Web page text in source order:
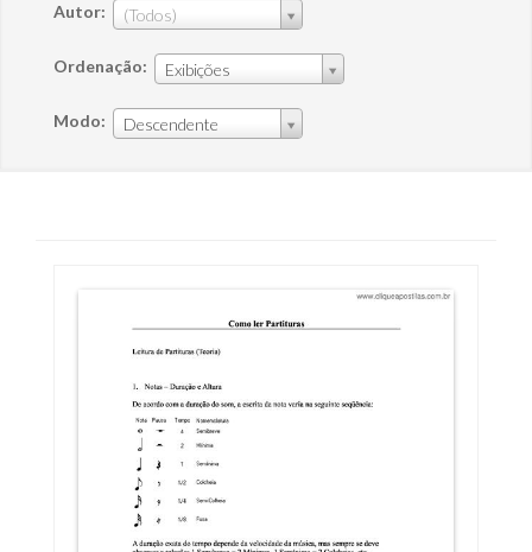
Autor: (Todos)
Ordenação: Exibições
Modo: Descendente